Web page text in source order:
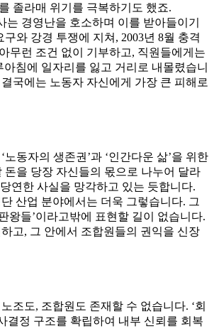
졸라매 위기를 극복하기도 했죠.
경영난을 호소하며 이를 받아들이기
와 강경 투쟁에 지쳐, 2003년 8월 충격
무런 조건 없이 기부하고, 직원들에게는
침에 일자리를 잃고 거리로 내몰렸습니
국에는 노동자 자신에게 가장 큰 피해로
동자의 생존권’과 ‘인간다운 삶’을 위한
돈을 당장 자신들의 몫으로 나누어 달라
연한 사실을 망각하고 있는 듯합니다.
산업 분야에서는 더욱 그렇습니다. 그
왕들’이라고밖에 표현할 길이 없습니다.
고, 그 안에서 조합원들의 권익을 신장
조도, 조합원도 존재할 수 없습니다. ‘회
결정 구조를 확립하여 내부 신뢰를 회복